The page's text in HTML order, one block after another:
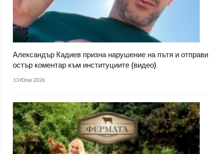
Александър Кадиев призна нарушение на пътя и отправи
остър коментар към институциите (видео)
13 Юли 2026